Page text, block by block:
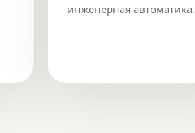
инженерная автоматика.